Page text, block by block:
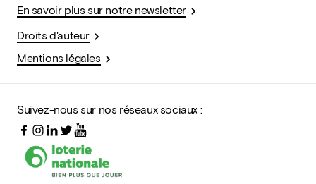
En savoir plus sur notre newsletter
Droits d'auteur
Mentions légales
Suivez-nous sur nos réseaux sociaux :